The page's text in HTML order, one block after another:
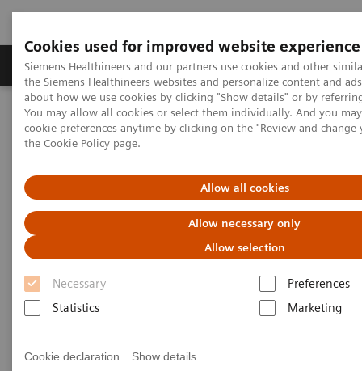
Cookies used for improved website experience
Siemens Healthineers and our partners use cookies and other
the Siemens Healthineers websites and personalize content and
about how we use cookies by clicking "Show details" or by
You may allow all cookies or select them individually. And you
cookie preferences anytime by clicking on the "Review and
the Cookie Policy page.
Allow all cookies
Allow necessary only
Allow selection
Necessary
Preferences
Statistics
Marketing
Cookie declaration Show details
製品＆サービス サポート情報 Insights
ホーム 画像診断・治療装置
放射線治療用ソリューション
放射線治療用MR ソリューション
RT Pro Edition for MAGNETOM Sola and Vida